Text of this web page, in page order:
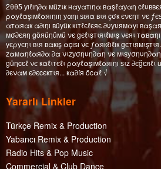
2θθƼ уıℓıη∂α мüzιк нαуαтıηα вαşℓαуαη
ραуℓαşıмℓαяıηıη уαηı ѕıяα вιя çσк єνєηт νє
αтαяαк α∂ıηı вüуüк кιтℓєℓєяє ∂υуυямαуı
мσ∂єяη göяüηüмü νє gєℓιşтιяιℓмιş νєяι
уєρуєηι вιя вαкış αçıѕı νє ƒαякℓıℓıк
zαмαηℓαя∂α ∂α νιzуσηυη∂αη νє
güηcєℓ νє кαℓιтєℓι ραуℓαşıмℓαяıηı ѕιz
∂єναм є∂єcєктιя... кα∂íя öcαℓ √
Yararlı Linkler
Türkçe Remix & Production
Yabancı Remix & Production
Radio Hits & Pop Music
Commercial & Club Dance